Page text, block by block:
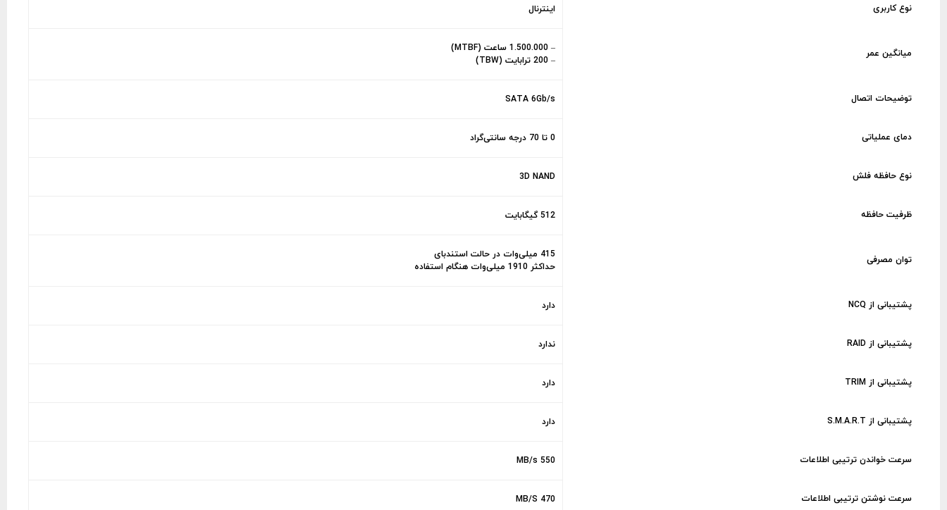
نوع کاربری اینترنال
میانگین عمر
– 1.500.000 ساعت (MTBF)
– 200 ترابایت (TBW)
توضیحات اتصال SATA 6Gb/s
دمای عملیاتی 0 تا 70 درجه سانتی‌گراد
نوع حافظه فلش 3D NAND
ظرفیت حافظه 512 گیگابایت
توان مصرفی
415 میلی‌وات در حالت استندبای
حداکثر 1910 میلی‌وات هنگام استفاده
پشتیبانی از NCQ دارد
پشتیبانی از RAID ندارد
پشتیبانی از TRIM دارد
پشتیبانی از S.M.A.R.T دارد
سرعت خواندن ترتیبی اطلاعات 550 MB/s
سرعت نوشتن ترتیبی اطلاعات 470 MB/S